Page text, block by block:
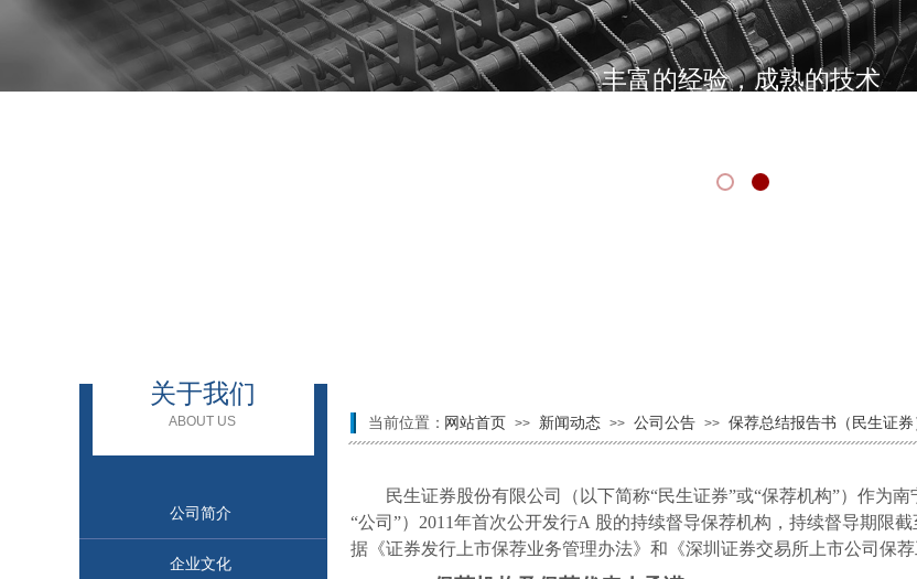
丰富的经验，成熟的技术
关于我们
ABOUT US
公司简介
企业文化
当前位置： 网站首页 >> 新闻动态 >> 公司公告 >> 保荐总结报告书（民生证券
民生证券股份有限公司（以下简称“民生证券”或“保荐机构”）作为
“公司”） 2011年首次公开发行A 股的持续督导保荐机构，持续督导期限截
据《证券发行上市保荐业务管理办法》和《深圳证券交易所上市公司保